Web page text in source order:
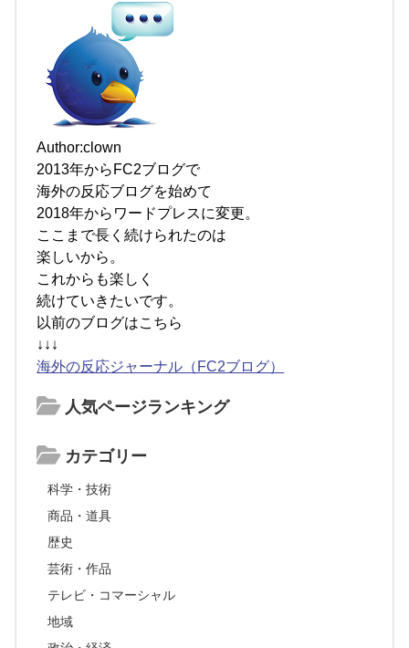
Author:clown
2013年からFC2ブログで
海外の反応ブログを始めて
2018年からワードプレスに変更。
ここまで長く続けられたのは
楽しいから。
これからも楽しく
続けていきたいです。
以前のブログはこちら
↓↓↓
海外の反応ジャーナル（FC2ブログ）
人気ページランキング
カテゴリー
科学・技術
商品・道具
歴史
芸術・作品
テレビ・コマーシャル
地域